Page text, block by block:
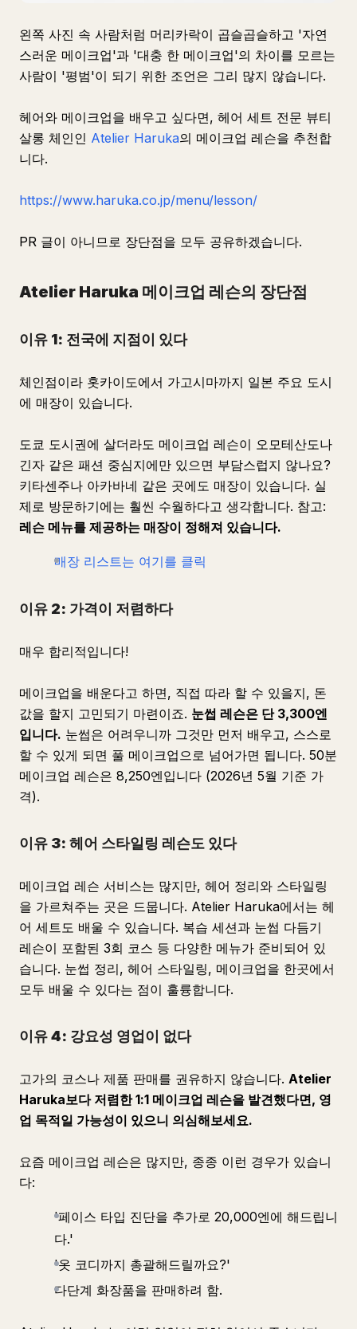
왼쪽 사진 속 사람처럼 머리카락이 곱슬곱슬하고 '자연
스러운 메이크업'과 '대충 한 메이크업'의 차이를 모르는
사람이 '평범'이 되기 위한 조언은 그리 많지 않습니다.
헤어와 메이크업을 배우고 싶다면, 헤어 세트 전문 뷰티
살롱 체인인 Atelier Haruka의 메이크업 레슨을 추천합
니다.
https://www.haruka.co.jp/menu/lesson/
PR 글이 아니므로 장단점을 모두 공유하겠습니다.
Atelier Haruka 메이크업 레슨의 장단점
이유 1: 전국에 지점이 있다
체인점이라 홋카이도에서 가고시마까지 일본 주요 도시
에 매장이 있습니다.
도쿄 도시권에 살더라도 메이크업 레슨이 오모테산도나
긴자 같은 패션 중심지에만 있으면 부담스럽지 않나요?
키타센주나 아카바네 같은 곳에도 매장이 있습니다. 실
제로 방문하기에는 훨씬 수월하다고 생각합니다. 참고:
레슨 메뉴를 제공하는 매장이 정해져 있습니다.
매장 리스트는 여기를 클릭
이유 2: 가격이 저렴하다
매우 합리적입니다!
메이크업을 배운다고 하면, 직접 따라 할 수 있을지, 돈
값을 할지 고민되기 마련이죠. 눈썹 레슨은 단 3,300엔
입니다. 눈썹은 어려우니까 그것만 먼저 배우고, 스스로
할 수 있게 되면 풀 메이크업으로 넘어가면 됩니다. 50분
메이크업 레슨은 8,250엔입니다 (2026년 5월 기준 가
격).
이유 3: 헤어 스타일링 레슨도 있다
메이크업 레슨 서비스는 많지만, 헤어 정리와 스타일링
을 가르쳐주는 곳은 드뭅니다. Atelier Haruka에서는 헤
어 세트도 배울 수 있습니다. 복습 세션과 눈썹 다듬기
레슨이 포함된 3회 코스 등 다양한 메뉴가 준비되어 있
습니다. 눈썹 정리, 헤어 스타일링, 메이크업을 한곳에서
모두 배울 수 있다는 점이 훌륭합니다.
이유 4: 강요성 영업이 없다
고가의 코스나 제품 판매를 권유하지 않습니다. Atelier
Haruka보다 저렴한 1:1 메이크업 레슨을 발견했다면, 영
업 목적일 가능성이 있으니 의심해보세요.
요즘 메이크업 레슨은 많지만, 종종 이런 경우가 있습니
다:
'페이스 타입 진단을 추가로 20,000엔에 해드립니
다.'
'옷 코디까지 총괄해드릴까요?'
다단계 화장품을 판매하려 함.